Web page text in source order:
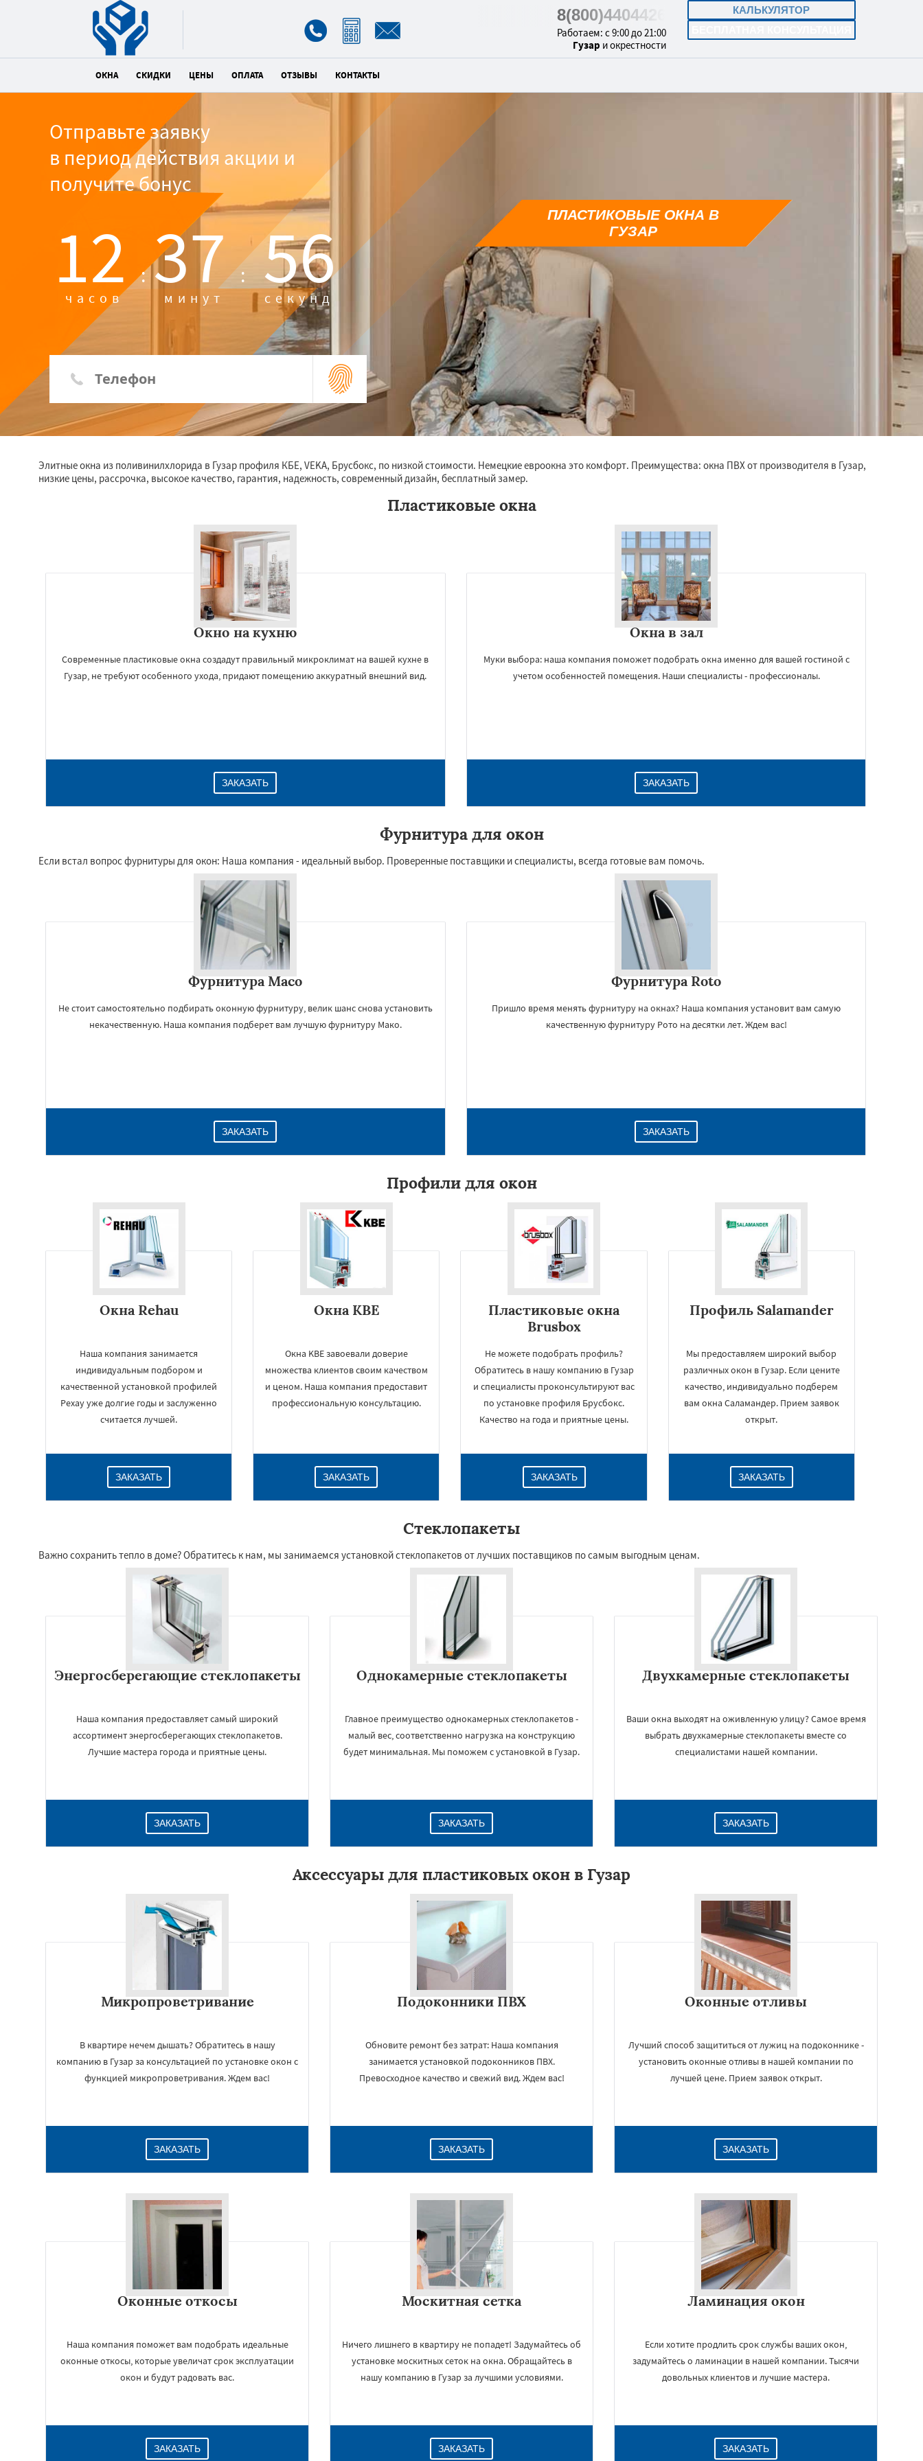
КАЛЬКУЛЯТОР
8(800)4404426
Работаем: с 9:00 до 21:00
Гузар и окрестности
ОКНА СКИДКИ ЦЕНЫ ОПЛАТА ОТЗЫВЫ КОНТАКТЫ
Отправьте заявку
в период действия акции и
получите бонус
12 :
часов 37 :
минут 55
секунд
ПЛАСТИКОВЫЕ ОКНА В
ГУЗАР
Элитные окна из поливинилхлорида в Гузар профиля КБЕ, VEKA, Брусбокс, по низкой стоимости. Немецкие евроокна это комфорт. Преимущества: окна ПВХ от производителя в Гузар,
низкие цены, рассрочка, высокое качество, гарантия, надежность, современный дизайн, бесплатный замер.
Пластиковые окна
Окно на кухню
Современные пластиковые окна создадут правильный микроклимат на вашей кухне в
Гузар, не требуют особенного ухода, придают помещению аккуратный внешний вид.
ЗАКАЗАТЬ
Окна в зал
Муки выбора: наша компания поможет подобрать окна именно для вашей гостиной с
учетом особенностей помещения. Наши специалисты - профессионалы.
ЗАКАЗАТЬ
Фурнитура для окон
Если встал вопрос фурнитуры для окон: Наша компания - идеальный выбор. Проверенные поставщики и специалисты, всегда готовые вам помочь.
Фурнитура Maco
Не стоит самостоятельно подбирать оконную фурнитуру, велик шанс снова установить
некачественную. Наша компания подберет вам лучшую фурнитуру Мако.
ЗАКАЗАТЬ
Фурнитура Roto
Пришло время менять фурнитуру на окнах? Наша компания установит вам самую
качественную фурнитуру Рото на десятки лет. Ждем вас!
ЗАКАЗАТЬ
Профили для окон
Окна Rehau
Наша компания занимается
индивидуальным подбором и
качественной установкой профилей
Рехау уже долгие годы и заслуженно
считается лучшей.
ЗАКАЗАТЬ
Окна KBE
Окна KBE завоевали доверие
множества клиентов своим качеством
и ценом. Наша компания предоставит
профессиональную консультацию.
ЗАКАЗАТЬ
Пластиковые окна
Brusbox
Не можете подобрать профиль?
Обратитесь в нашу компанию в Гузар
и специалисты проконсультируют вас
по установке профиля Брусбокс.
Качество на года и приятные цены.
ЗАКАЗАТЬ
Профиль Salamander
Мы предоставляем широкий выбор
различных окон в Гузар. Если цените
качество, индивидуально подберем
вам окна Саламандер. Прием заявок
открыт.
ЗАКАЗАТЬ
Стеклопакеты
Важно сохранить тепло в доме? Обратитесь к нам, мы занимаемся установкой стеклопакетов от лучших поставщиков по самым выгодным ценам.
Энергосберегающие стеклопакеты
Наша компания предоставляет самый широкий
ассортимент энергосберегающих стеклопакетов.
Лучшие мастера города и приятные цены.
ЗАКАЗАТЬ
Однокамерные стеклопакеты
Главное преимущество однокамерных стеклопакетов -
малый вес, соответственно нагрузка на конструкцию
будет минимальная. Мы поможем с установкой в Гузар.
ЗАКАЗАТЬ
Двухкамерные стеклопакеты
Ваши окна выходят на оживленную улицу? Самое время
выбрать двухкамерные стеклопакеты вместе со
специалистами нашей компании.
ЗАКАЗАТЬ
Аксессуары для пластиковых окон в Гузар
Микропроветривание
В квартире нечем дышать? Обратитесь в нашу
компанию в Гузар за консультацией по установке окон с
функцией микропроветривания. Ждем вас!
ЗАКАЗАТЬ
Подоконники ПВХ
Обновите ремонт без затрат: Наша компания
занимается установкой подоконников ПВХ.
Превосходное качество и свежий вид. Ждем вас!
ЗАКАЗАТЬ
Оконные отливы
Лучший способ защититься от лужиц на подоконнике -
установить оконные отливы в нашей компании по
лучшей цене. Прием заявок открыт.
ЗАКАЗАТЬ
Оконные откосы
Наша компания поможет вам подобрать идеальные
оконные откосы, которые увеличат срок эксплуатации
окон и будут радовать вас.
ЗАКАЗАТЬ
Москитная сетка
Ничего лишнего в квартиру не попадет! Задумайтесь об
установке москитных сеток на окна. Обращайтесь в
нашу компанию в Гузар за лучшими условиями.
ЗАКАЗАТЬ
Ламинация окон
Если хотите продлить срок службы ваших окон,
задумайтесь о ламинации в нашей компании. Тысячи
довольных клиентов и лучшие мастера.
ЗАКАЗАТЬ
×
Даю согласие на обработку персональных данных